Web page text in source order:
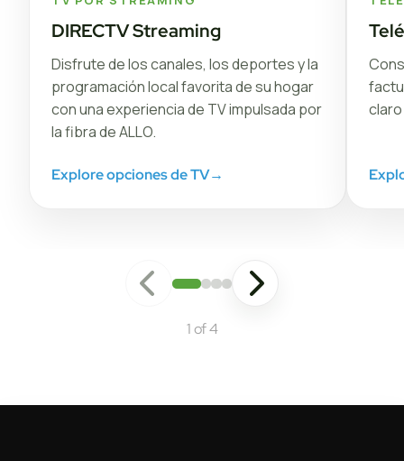
DIRECTV Streaming
Disfrute de los canales, los deportes y la
programación local favorita de su hogar
con una experiencia de TV impulsada por
la fibra de ALLO.
Explore opciones de TV→
claro
1 of 4